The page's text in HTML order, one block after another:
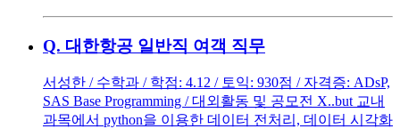
Q. 대한항공 일반직 여객 직무
서성한 / 수학과 / 학점: 4.12 / 토익: 930점 / 자격증: ADsP,
SAS Base Programming / 대외활동 및 공모전 X..but 교내
과목에서 python을 이용한 데이터 전처리, 데이터 시각화